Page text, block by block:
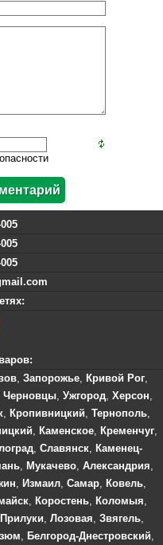
, Запорожье, Кривой Рог,
Черновцы, Ужгород, Херсон,
, Кропивницкий, Тернополь,
, Каменское, Кременчуг,
, Славянск, Каменец-
, Мукачево, Александрия,
, Измаил, Самар, Ковель,
, Коростень, Коломыя,
Прилуки, Лозовая, Звягель,
, Белгород-Днестровский,